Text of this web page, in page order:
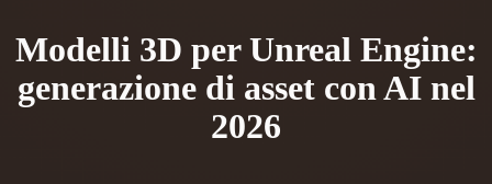
Carica un'immagine, ottieni
un oggetto 3D all'istante.
Dal prompt di testo
all'oggetto 3D — all'istante.
Prezzi
Risorse
Modelli 3D per Unreal Engine:
generazione di asset con AI nel
2026